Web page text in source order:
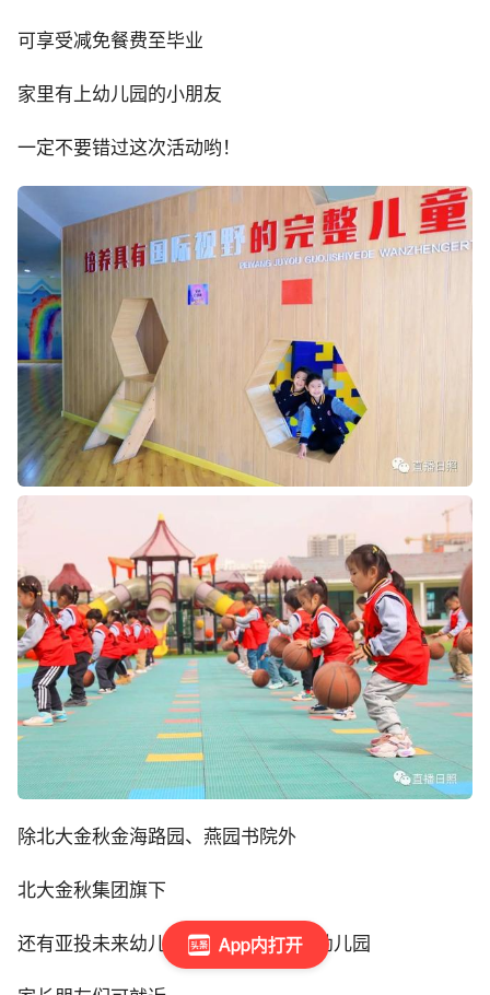
App内打开
可享受减免餐费至毕业
家里有上幼儿园的小朋友
一定不要错过这次活动哟！
除北大金秋金海路园、燕园书院外
北大金秋集团旗下
还有亚投未来幼儿园、北茶小镇两所幼儿园